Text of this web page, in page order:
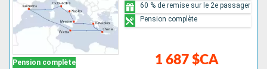
Pension complète 1 687 $CA
60 % de remise sur le 2e passager
Pension complète